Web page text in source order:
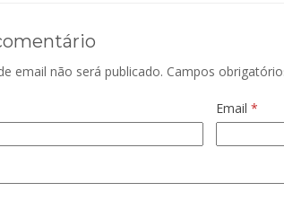
email não será publicado. Campos
Email *